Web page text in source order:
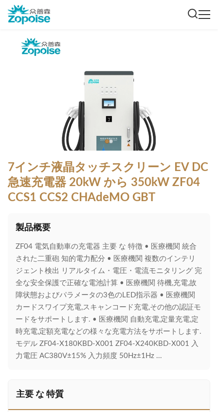
7インチ液晶タッチスクリーン EV DC
急速充電器 20kW から 350kW ZF04
CCS1 CCS2 CHAdeMO GBT
製品概要
ZF04 電気自動車の充電器 主要 な 特徴 • 医療機関 統合
された二重砲 知的電力配分 • 医療機関 複数のインテリ
ジェント検出 リアルタイム・電圧・電流モニタリング 完
全な安全保護で正確な電池計算 • 医療機関 待機,充電,故
障状態およびパラメータの3色のLED指示器 • 医療機関
カードスワイプ充電,スキャンコード充電,その他の認証モ
ードをサポートします. • 医療機関 自動充電,定量充電,定
時充電,定額充電などの様々な充電方法をサポートします.
モデル ZF04-X180KBD-X001 ZF04-X240KBD-X001 入
力電圧 AC380V±15% 入力頻度 50Hz±1Hz ...
主要 な 特質